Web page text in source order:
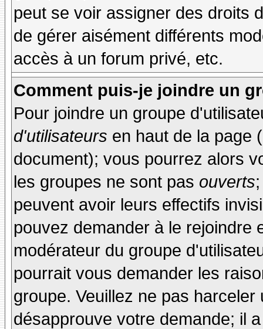
peut se voir assigner des droits
de gérer aisément différents
accès à un forum privé, etc.
Comment puis-je joindre un
Pour joindre un groupe
d'utilisateurs en haut de la page
document); vous pourrez alors
les groupes ne sont pas ouverts
peuvent avoir leurs effectifs
pouvez demander à le rejoindre
modérateur du groupe
pourrait vous demander les
groupe. Veuillez ne pas
désapprouve votre demande; il